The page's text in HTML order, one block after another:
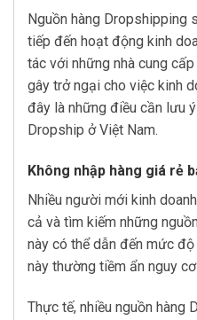
Nguồn hàng Dropshipping
tiếp đến hoạt động kinh
tác với những nhà cung
gây trở ngại cho việc kinh
đây là những điều cần lưu
Dropship ở Việt Nam.
Không nhập hàng giá rẻ
Nhiều người mới kinh
cả và tìm kiếm những
này có thể dẫn đến mức
này thường tiềm ẩn nguy
Thực tế, nhiều nguồn hàng